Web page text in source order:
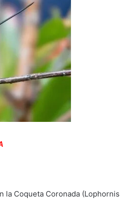
la Coqueta Coronada (Lophornis